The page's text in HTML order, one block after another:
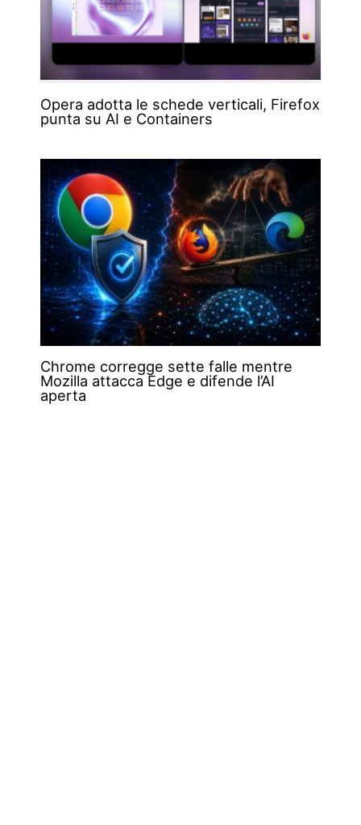
Opera adotta le schede verticali, Firefox
punta su AI e Containers
Chrome corregge sette falle mentre
Mozilla attacca Edge e difende l’AI
aperta